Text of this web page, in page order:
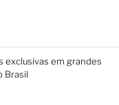
exclusivas em grandes
Brasil